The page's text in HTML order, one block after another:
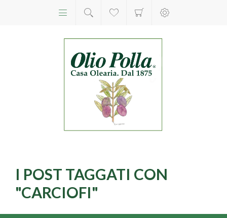
I POST TAGGATI CON
"CARCIOFI"